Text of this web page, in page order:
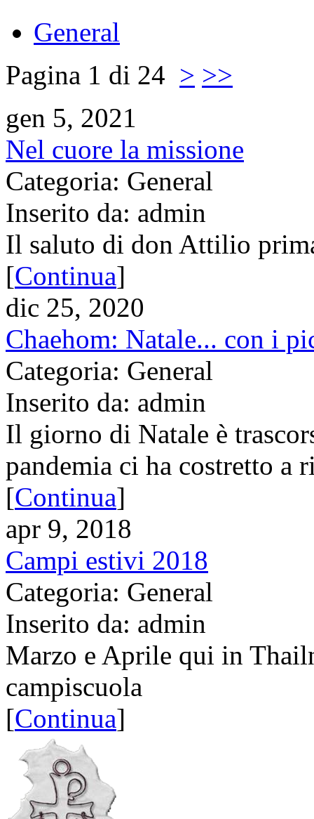
General
Pagina 1 di 24 > >>
gen 5, 2021
Nel cuore la missione
Categoria: General
Inserito da: admin
Il saluto di don Attilio
[Continua]
dic 25, 2020
Chaehom: Natale... con i
Categoria: General
Inserito da: admin
Il giorno di Natale è
pandemia ci ha costretto a
[Continua]
apr 9, 2018
Campi estivi 2018
Categoria: General
Inserito da: admin
Marzo e Aprile qui in
campiscuola
[Continua]